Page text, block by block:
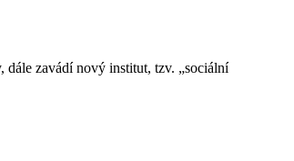
dále zavádí nový institut, tzv. „sociální